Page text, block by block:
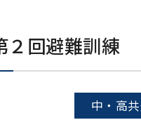
２回避難訓練
中・高